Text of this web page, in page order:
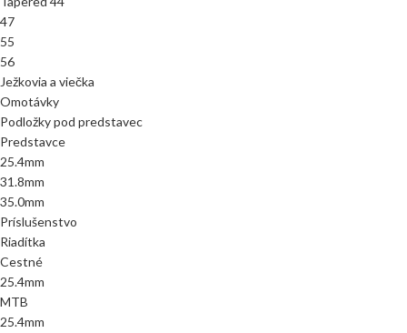
47
55
56
Ježkovia a viečka
Omotávky
Podložky pod predstavec
Predstavce
25.4mm
31.8mm
35.0mm
Príslušenstvo
Riadítka
Cestné
25.4mm
MTB
25.4mm